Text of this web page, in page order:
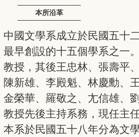
本所沿革
中國文學系成立於民國五十
最早創設的十五個學系之一
教授，其後王忠林、張壽平
陳新雄、李殿魁、林慶勳、
金榮華、羅敬之、尢信雄、
教授先後主持系務，現任主
本系於民國五十八年分為文